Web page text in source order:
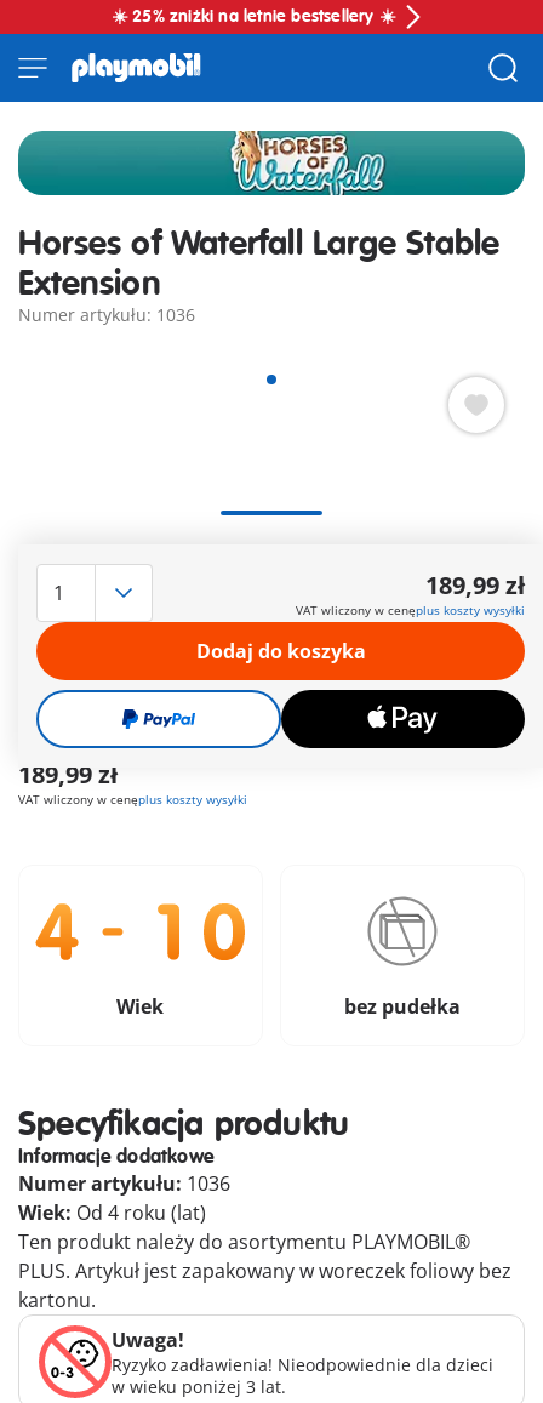
☀️ 25% zniżki na letnie bestsellery ☀️
Horses of Waterfall Large Stable
Extension
Numer artykułu: 1036
Czas dostawy obecnie od 6 do 8 dni roboczych
200 zł
Darmowy prezentod 200 zł
Bezpiecznei wygodne płatności
189,99 zł
VAT wliczony w cenęplus koszty wysyłki
189,99 zł
VAT wliczony w cenęplus koszty wysyłki
Dodaj do koszyka
Wiek bez pudełka
Specyfikacja produktu
Informacje dodatkowe
Numer artykułu: 1036
Wiek: Od 4 roku (lat)
Ten produkt należy do asortymentu PLAYMOBIL®
PLUS. Artykuł jest zapakowany w woreczek foliowy bez
kartonu.
Uwaga!
Ryzyko zadławienia! Nieodpowiednie dla dzieci
w wieku poniżej 3 lat.